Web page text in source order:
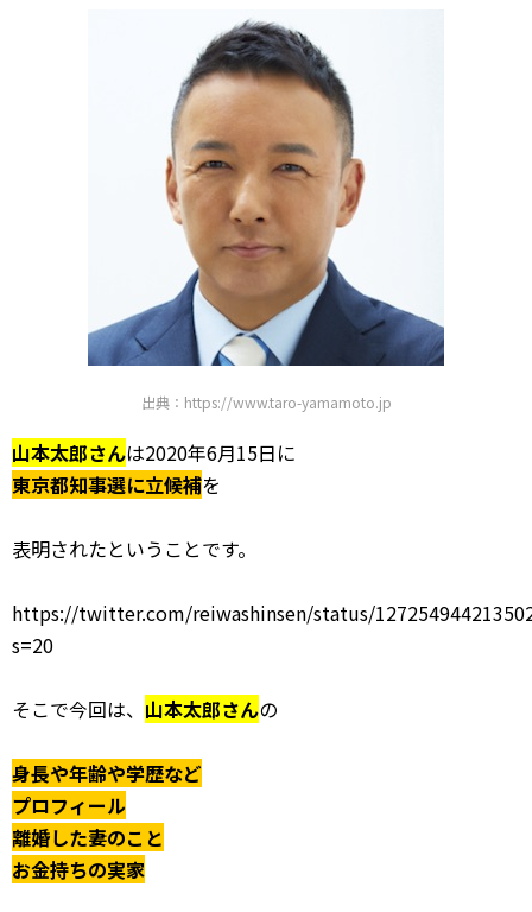
出典：https://www.taro-yamamoto.jp
山本太郎さんは2020年6月15日に
東京都知事選に立候補を
表明されたということです。
https://twitter.com/reiwashinsen/status/
s=20
そこで今回は、 山本太郎さんの
身長や年齢や学歴など
プロフィール
離婚した妻のこと
お金持ちの実家